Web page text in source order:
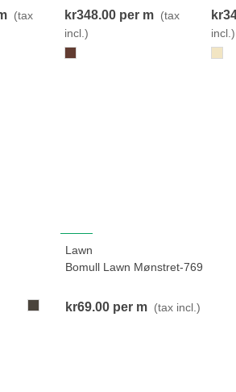
(tax
kr348.00 per m (tax
incl.)
incl.)
Lawn
Bomull Lawn Mønstret-769
kr69.00 per m (tax incl.)